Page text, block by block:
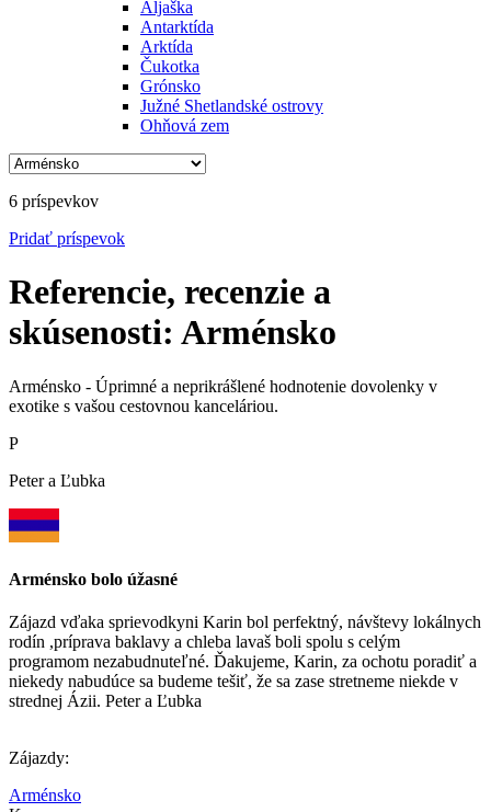
Aljaška
Antarktída
Arktída
Čukotka
Grónsko
Južné Shetlandské ostrovy
Ohňová zem
6 príspevkov
Pridať príspevok
Referencie, recenzie a
skúsenosti: Arménsko
Arménsko - Úprimné a neprikrášlené hodnotenie dovolenky v
exotike s vašou cestovnou kanceláriou.
P
Peter a Ľubka
Arménsko bolo úžasné
Zájazd vďaka sprievodkyni Karin bol perfektný, návštevy lokálnych
rodín ,príprava baklavy a chleba lavaš boli spolu s celým
programom nezabudnuteľné. Ďakujeme, Karin, za ochotu poradiť a
niekedy nabudúce sa budeme tešiť, že sa zase stretneme niekde v
strednej Ázii. Peter a Ľubka
Zájazdy:
Arménsko